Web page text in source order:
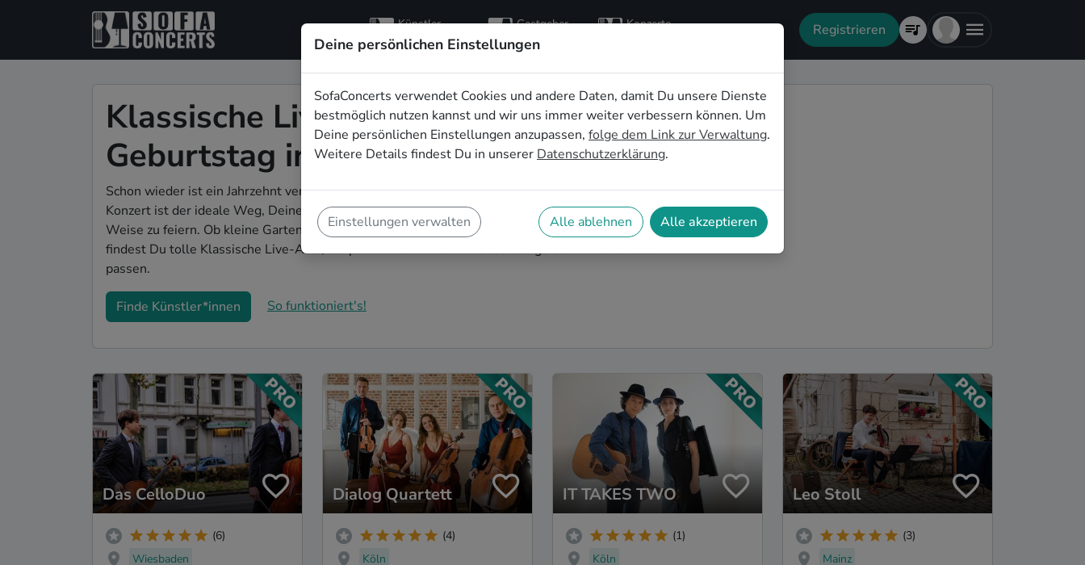
Künstler
entdecken
Gastgeber Konzerte Registrieren
Klassische Live-Musik für den 60.
Geburtstag in Leverkusen
Schon wieder ist ein Jahrzehnt vergangen und Dein nächster runder Geburtstag steht an? Ein
Konzert ist der ideale Weg, Deinen 60. Geburtstag in Leverkusen auf eine ganz besondere Art und
Weise zu feiern. Ob kleine Gartenparty oder Feier mit der ganzen Nachbarschaft: Auf SofaConcerts
findest Du tolle Klassische Live-Acts, die perfekt zu Deiner 60. Geburtstagsfeier in Leverkusen
passen.
Finde Künstler*innen So funktioniert's!
Das CelloDuo
(6)
Wiesbaden
Dialog Quartett
(4)
Köln
IT TAKES TWO
(1)
Köln
Leo Stoll
(3)
Mainz
Deine persönlichen Einstellungen
SofaConcerts verwendet Cookies und andere Daten, damit Du unsere Dienste
bestmöglich nutzen kannst und wir uns immer weiter verbessern können. Um
Deine persönlichen Einstellungen anzupassen, folge dem Link zur Verwaltung.
Weitere Details findest Du in unserer Datenschutzerklärung.
Einstellungen verwalten Alle ablehnen Alle akzeptieren